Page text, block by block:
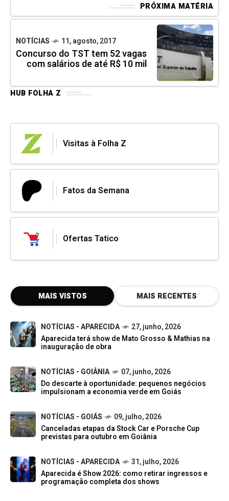
PRÓXIMA MATÉRIA
NOTÍCIAS 11, agosto, 2017
Concurso do TST tem 52 vagas
com salários de até R$ 10 mil
HUB FOLHA Z
Visitas à Folha Z
Fatos da Semana
Ofertas Tatico
MAIS VISTOS MAIS RECENTES
NOTÍCIAS - APARECIDA
27, junho, 2026
Aparecida terá show de Mato Grosso & Mathias na
inauguração de obra
NOTÍCIAS - GOIÂNIA
07, junho, 2026
Do descarte à oportunidade: pequenos negócios
impulsionam a economia verde em Goiás
NOTÍCIAS - GOIÁS
09, julho, 2026
Canceladas etapas da Stock Car e Porsche Cup
previstas para outubro em Goiânia
NOTÍCIAS - APARECIDA
31, julho, 2026
Aparecida é Show 2026: como retirar ingressos e
programação completa dos shows